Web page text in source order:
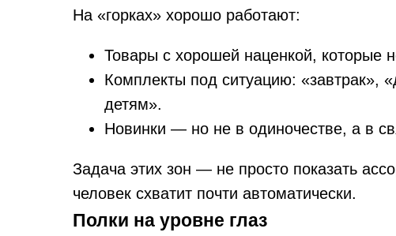
На «горках» хорошо работают:
Товары с хорошей наценкой, которые
Комплекты под ситуацию: «завтрак»,
детям».
Новинки — но не в одиночестве, а в
Задача этих зон — не просто показать
человек схватит почти автоматически.
Полки на уровне глаз